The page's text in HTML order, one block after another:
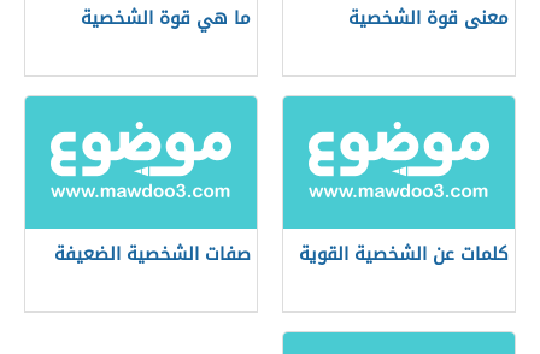
معنى قوة الشخصية ما هي قوة الشخصية
كلمات عن الشخصية القوية صفات الشخصية الضعيفة